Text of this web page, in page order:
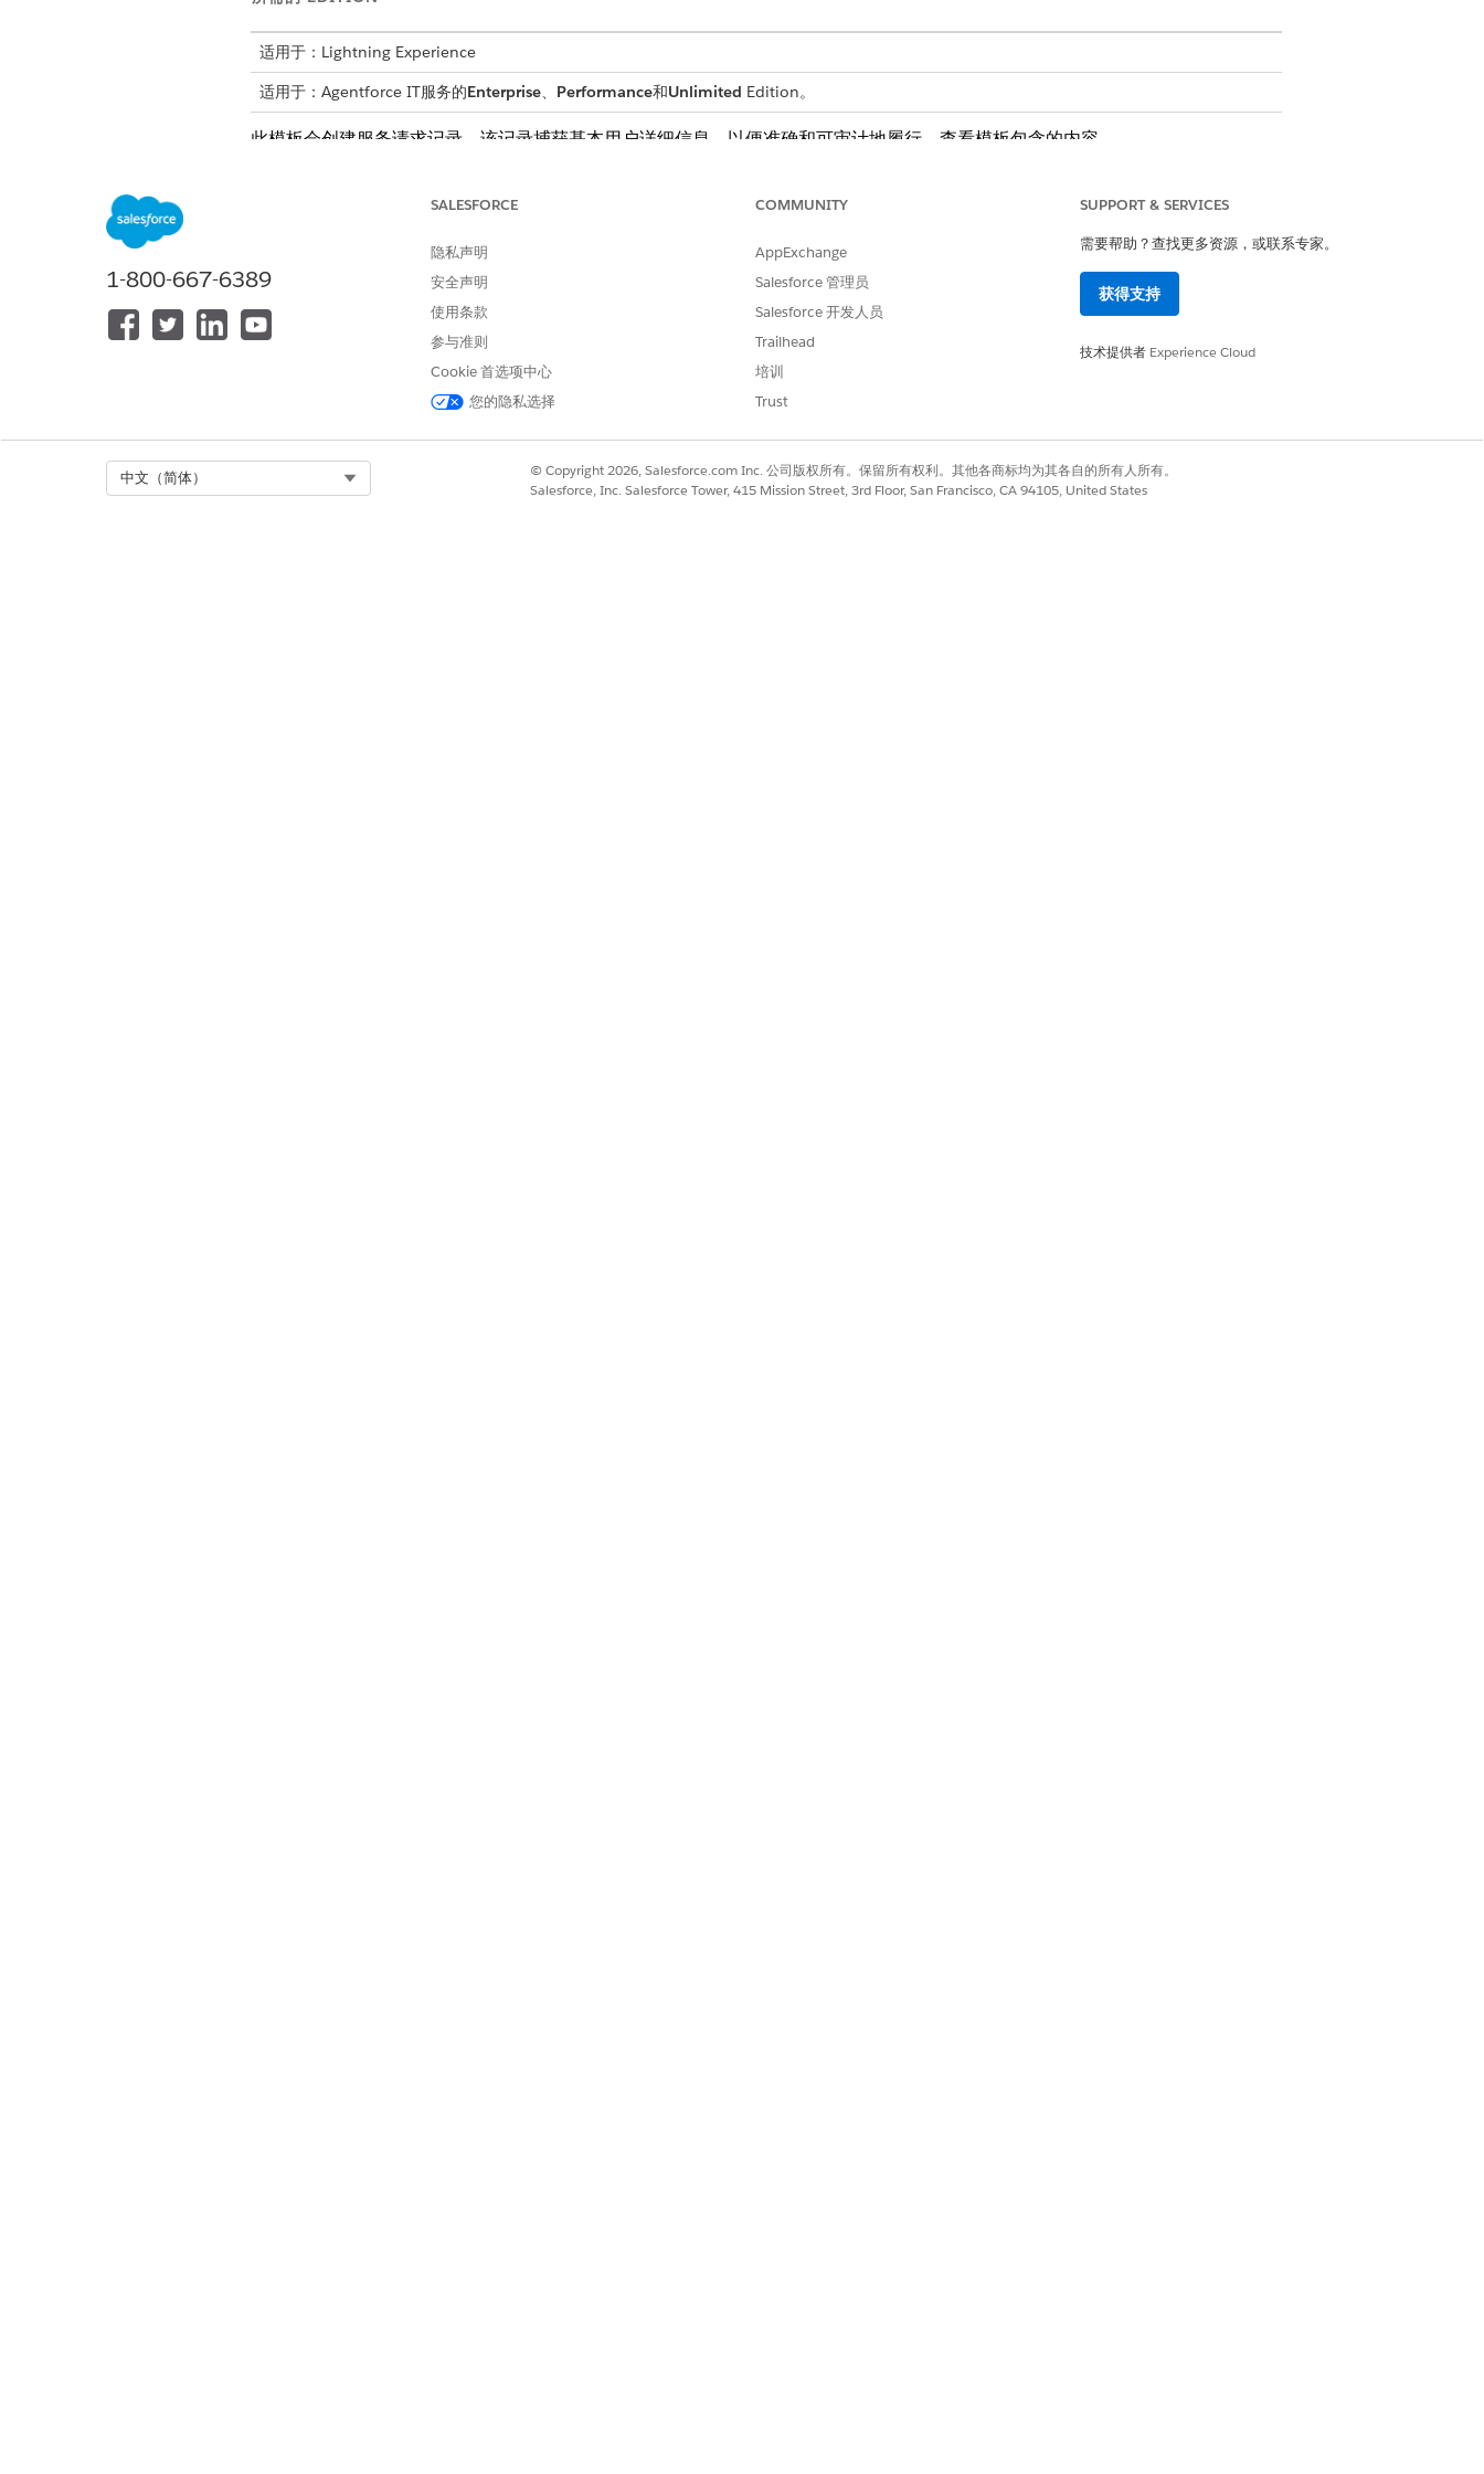
适用于：Lightning Experience
适用于：Agentforce IT服务的Enterprise、 Performance和Unlimited Edition。
此模板会创建服务请求记录，该记录捕获基本用户详细信息，以便准确和可审计地履行。查看模板包含的内容。
渠道或工作区名称：要创建的渠道或工作区的名称。
渠道类型：渠道或工作区的隐私类型，例如专用或公用。
成员电子邮件地址：要添加为成员的员工电子邮件地址列表。您最多可以添加 20 个电子邮件地址。
此服务流程包含自动处理服务请求的履行流。您可以在 Flow Builder 中扩展此流，以包含自定义逻辑，例如自动经理批准或库存检
1-800-667-6389
SALESFORCE
隐私声明
安全声明
使用条款
参与准则
Cookie 首选项中心
您的隐私选择
COMMUNITY
AppExchange
Salesforce 管理员
Salesforce 开发人员
Trailhead
培训
Trust
SUPPORT & SERVICES
需要帮助？查找更多资源，或联系专家。
获得支持
技术提供者 Experience Cloud
中文（简体）
© Copyright 2026, Salesforce.com Inc. 公司版权所有。保留所有权利。其他各商标均为其各自的所有人所有。
Salesforce, Inc. Salesforce Tower, 415 Mission Street, 3rd Floor, San Francisco, CA 94105, United States